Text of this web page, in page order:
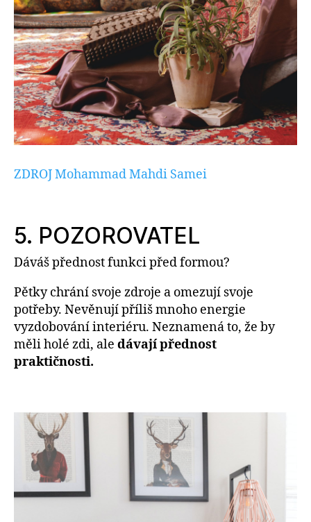
ZDROJ Mohammad Mahdi Samei
5. POZOROVATEL
Dáváš přednost funkci před formou?
Pětky chrání svoje zdroje a omezují svoje
potřeby. Nevěnují příliš mnoho energie
vyzdobování interiéru. Neznamená to, že by
měli holé zdi, ale dávají přednost
praktičnosti.